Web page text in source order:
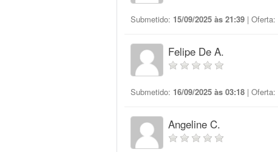
Submetido: 15/09/2025 às 21:39 | Oferta:
Felipe De A.
Submetido: 16/09/2025 às 03:18 | Oferta:
Angeline C.